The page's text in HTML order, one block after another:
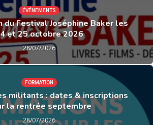
ÉVÉNEMENTS
du Festival Joséphine Baker les
et 25 octobre 2026
28/07/2026
FORMATION
militants : dates & inscriptions
la rentrée septembre
28/07/2026